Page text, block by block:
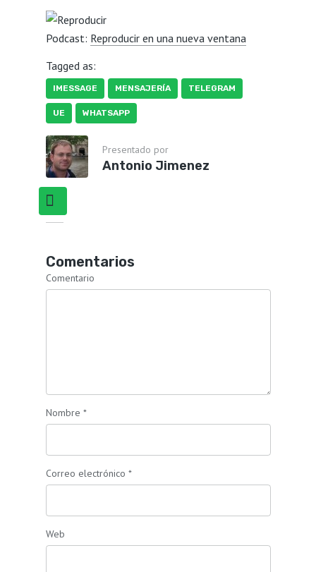
Podcast: Reproducir en una nueva ventana
Tagged as:
IMESSAGE MENSAJERÍA TELEGRAM
UE WHATSAPP
Presentado por
Antonio Jimenez
Comentarios
Comentario
Nombre *
Correo electrónico *
Web